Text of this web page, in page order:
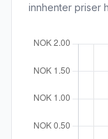
innhenter priser